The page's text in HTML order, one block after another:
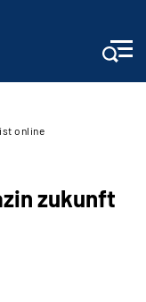
online
zukunft